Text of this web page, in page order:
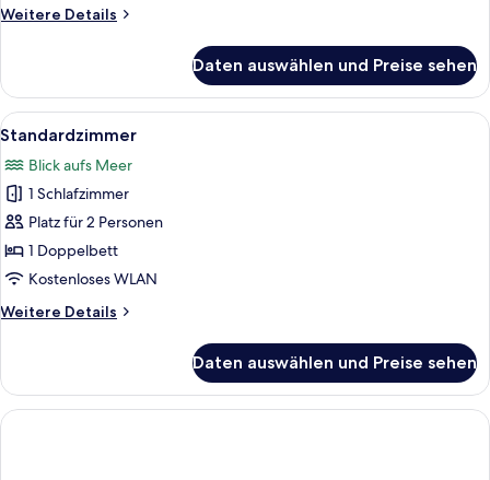
Weitere Details
Weitere
Suite
Daten auswählen und Preise sehen
Alle
Fotos
für
Standardzimmer
anzeigen
Ein Hotelzimmer mit einem großen
4
Standardzimmer
Blick aufs Meer
1 Schlafzimmer
Platz für 2 Personen
1 Doppelbett
Kostenloses WLAN
Weitere Details
Weitere
Daten auswählen und Preise sehen